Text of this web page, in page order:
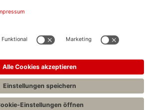
Stellenangebote C.H.BECK